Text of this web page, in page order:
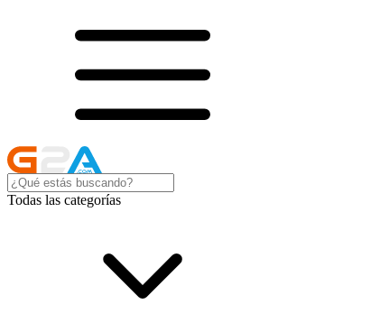
Todas las categorías